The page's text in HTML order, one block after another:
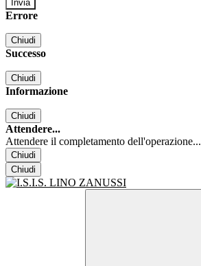
Errore
Chiudi
Successo
Chiudi
Informazione
Chiudi
Attendere...
Attendere il completamento dell'operazione...
Chiudi
Chiudi